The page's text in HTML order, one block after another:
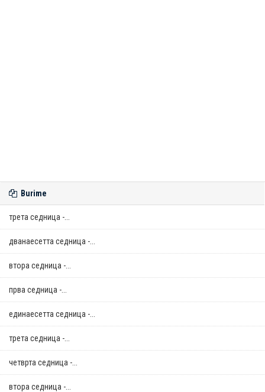
Burime
трета седница -...
дванаесетта седница -...
втора седница -...
прва седница -...
единаесетта седница -...
трета седница -...
четврта седница -...
втора седница -...